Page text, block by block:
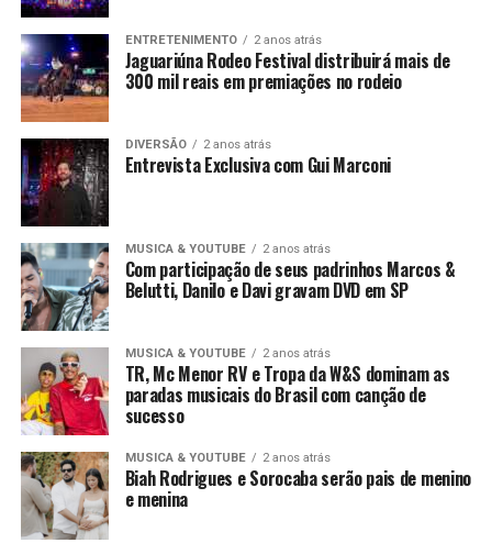
ENTRETENIMENTO 2 anos atrás
Jaguariúna Rodeo Festival distribuirá mais de
300 mil reais em premiações no rodeio
DIVERSÃO 2 anos atrás
Entrevista Exclusiva com Gui Marconi
MUSICA & YOUTUBE 2 anos atrás
Com participação de seus padrinhos Marcos &
Belutti, Danilo e Davi gravam DVD em SP
MUSICA & YOUTUBE 2 anos atrás
TR, Mc Menor RV e Tropa da W&S dominam as
paradas musicais do Brasil com canção de
sucesso
MUSICA & YOUTUBE 2 anos atrás
Biah Rodrigues e Sorocaba serão pais de menino
e menina